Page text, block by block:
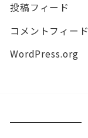
投稿フィード
コメントフィード
WordPress.org